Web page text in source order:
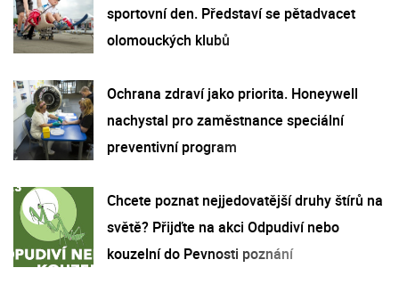
sportovní den. Představí se pětadvacet
olomouckých klubů
Ochrana zdraví jako priorita. Honeywell
nachystal pro zaměstnance speciální
preventivní program
Chcete poznat nejjedovatější druhy štírů na
světě? Přijďte na akci Odpudiví nebo
kouzelní do Pevnosti poznání